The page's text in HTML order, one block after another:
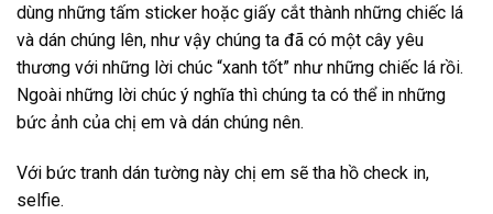
dùng những tấm sticker hoặc giấy cắt thành những chiếc lá
và dán chúng lên, như vậy chúng ta đã có một cây yêu
thương với những lời chúc “xanh tốt” như những chiếc lá rồi.
Ngoài những lời chúc ý nghĩa thì chúng ta có thể in những
bức ảnh của chị em và dán chúng nên.
Với bức tranh dán tường này chị em sẽ tha hồ check in,
selfie.